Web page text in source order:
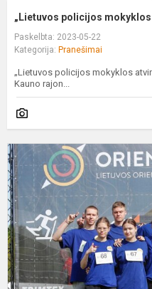
„Lietuvos policijos
Paskelbta: 2023-05-22
Kategorija: Pranešimai
„Lietuvos policijos mokyklos
Kauno rajon...